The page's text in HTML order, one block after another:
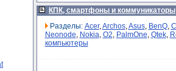
КПК, смартфоны и коммуникаторы
Разделы: Acer,Archos,Asus, BenQ,
Neonode, Nokia, O2, PalmOne, Qtek,
компьютеры